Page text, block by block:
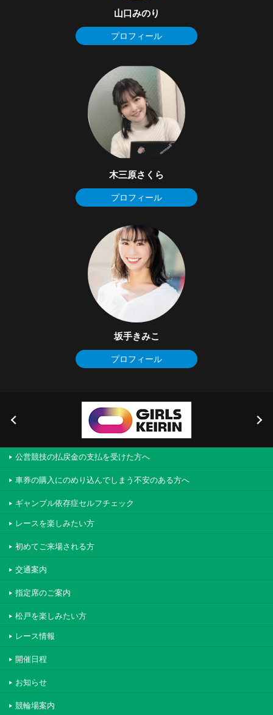
山口みのり
プロフィール
木三原さくら
プロフィール
坂手きみこ
プロフィール
公営競技の払戻金の支払を受けた方へ
車券の購入にのめり込んでしまう不安のある方へ
ギャンブル依存症セルフチェック
レースを楽しみたい方
初めてご来場される方
交通案内
指定席のご案内
松戸を楽しみたい方
レース情報
開催日程
お知らせ
競輪場案内